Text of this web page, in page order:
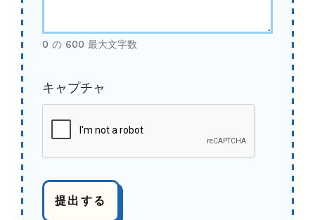
0 の 600 最大文字数
キャプチャ